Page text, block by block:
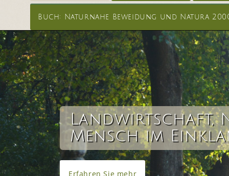
Buch: Naturnahe Beweidung und Natura
Landwirtschaft,
Mensch im
Erfahren Sie mehr